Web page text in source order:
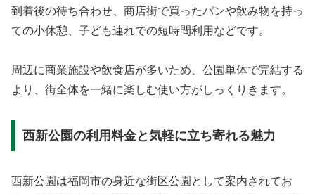
到着後の待ち合わせ、商店街で買ったパンや飲み物を持っ
ての小休憩、子ども連れでの短時間利用などです。
周辺に商業施設や飲食店が多いため、公園単体で完結する
より、街全体を一緒に楽しむ使い方がしっくりきます。
西新公園の利用料金と気軽に立ち寄れる魅力
西新公園は福岡市の身近な街区公園として案内されてお